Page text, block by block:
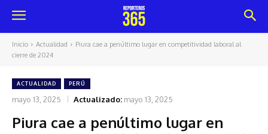
Inicio Actualidad
Piura cae a penúltimo lugar en competitividad laboral al
cierre de 2024
ACTUALIDAD PERÚ
mayo 13, 2025 Actualizado: mayo 13, 2025
Piura cae a penúltimo lugar en